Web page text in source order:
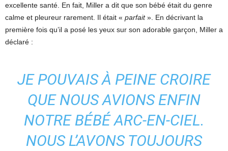
excellente santé. En fait, Miller a dit que son bébé était du genre
calme et pleureur rarement. Il était « parfait». En décrivant la
première fois qu’il a posé les yeux sur son adorable garçon, Miller a
déclaré :
JE POUVAIS À PEINE CROIRE
QUE NOUS AVIONS ENFIN
NOTRE BÉBÉ ARC-EN-CIEL.
NOUS L’AVONS TOUJOURS